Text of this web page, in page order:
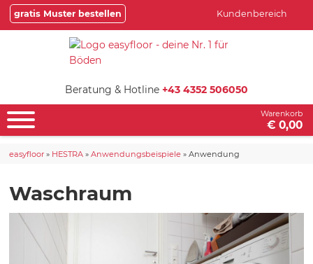
gratis Muster bestellen Kundenbereich
Beratung & Hotline +43 4352 506050
Warenkorb
€ 0,00
easyfloor » HESTRA »Anwendungsbeispiele »Anwendung
Waschraum